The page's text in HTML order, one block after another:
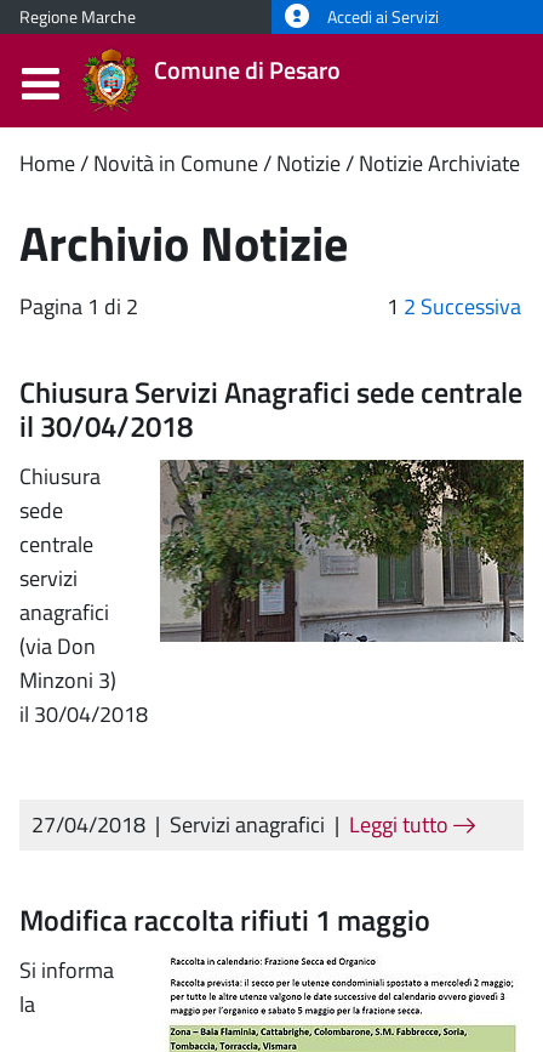
Regione Marche Accedi ai Servizi
Comune di Pesaro
Contenuto
principale
Home Novità in Comune Notizie Notizie Archiviate
Archivio Notizie
Pagina 1 di 2 1 2 Successiva
Chiusura Servizi Anagrafici sede centrale
il 30/04/2018
Chiusura
sede
centrale
servizi
anagrafici
(via Don
Minzoni 3)
il 30/04/2018
27/04/2018 | Servizi anagrafici | Leggi tutto
Modifica raccolta rifiuti 1 maggio
Si informa
la